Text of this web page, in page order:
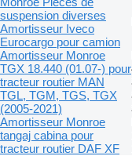
suspension diverses
Amortisseur Iveco
Eurocargo pour camion
Amortisseur Monroe
TGX 18.440 (01.07-) pour
tracteur routier MAN
TGL, TGM, TGS, TGX
(2005-2021)
Amortisseur Monroe
tangaj cabina pour
tracteur routier DAF XF